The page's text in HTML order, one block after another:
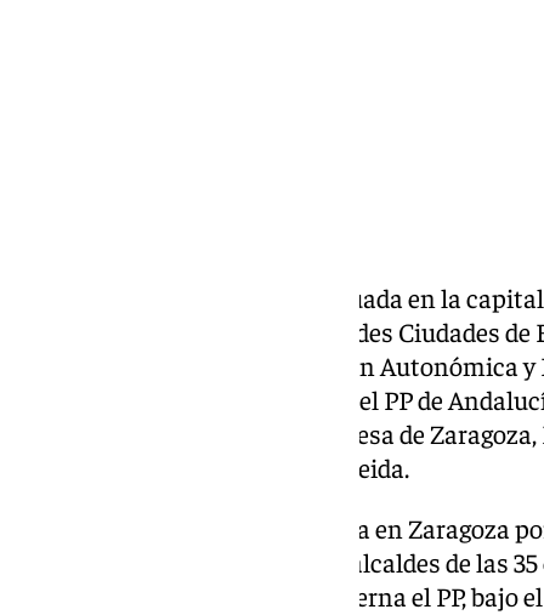
situada en la
presentación del I Foro de Grandes Ciudades
el vicesecretario de Coordinación Autonómica
Bendodo; el secretario general del PP de
Sevilla, José Luis Sanz; la alcaldesa de
Madrid, José Luis Martínez Almeida.
Se trata de un foro que se celebra en Zaragoza
y en el que participan hasta 35 alcaldes de las
100.000 habitantes donde gobierna el PP, bajo